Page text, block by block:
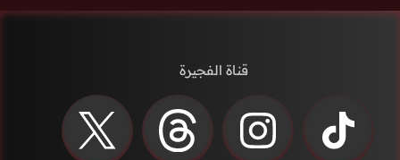
قناة الفجيرة